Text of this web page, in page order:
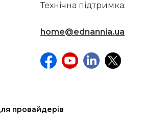
Технічна підтримка:
home@ednannia.ua
провайдерів